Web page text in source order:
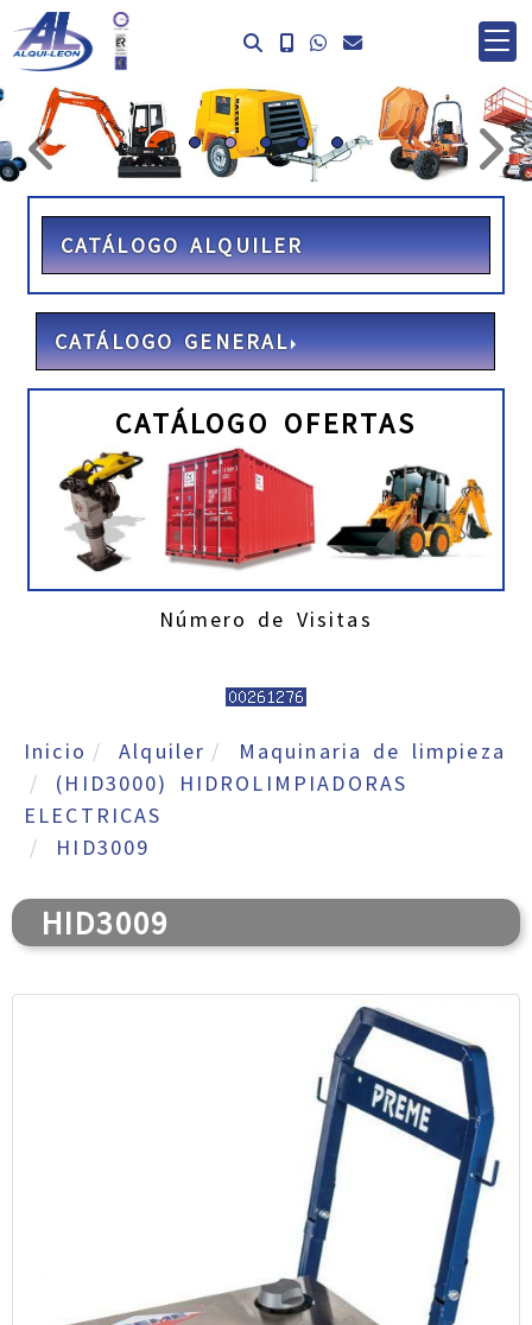
prev
CATÁLOGO ALQUILER
CATÁLOGO GENERAL
CATÁLOGO OFERTAS
Número de Visitas
Inicio Alquiler
Maquinaria de limpieza
(HID3000) HIDROLIMPIADORAS
ELECTRICAS
HID3009
HID3009